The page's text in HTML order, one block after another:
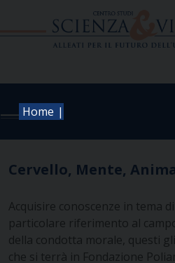
Home |
Cervello, Mente,
Acquisire conoscenze in tema
particolare riferimento al
della condotta morale, questi
che si terrà in Fondazione